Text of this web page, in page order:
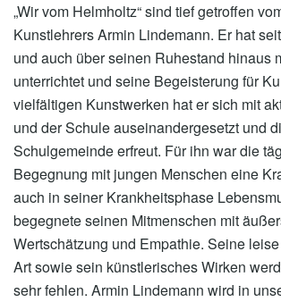
„Wir vom Helmholtz“ sind tief getroffen
Kunstlehrers Armin Lindemann. Er hat
und auch über seinen Ruhestand hinaus
unterrichtet und seine Begeisterung für
vielfältigen Kunstwerken hat er sich mit
und der Schule auseinandergesetzt und
Schulgemeinde erfreut. Für ihn war die
Begegnung mit jungen Menschen eine
auch in seiner Krankheitsphase
begegnete seinen Mitmenschen mit
Wertschätzung und Empathie. Seine
Art sowie sein künstlerisches Wirken
sehr fehlen. Armin Lindemann wird in